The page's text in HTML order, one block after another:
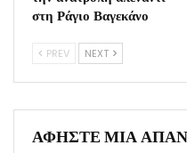
στη Ράγιο Βαγεκάνο
PREV NEXT
ΑΦΉΣΤΕ ΜΙΑ